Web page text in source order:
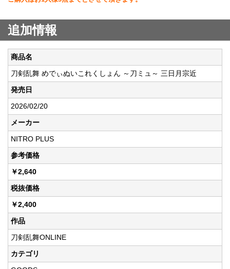
追加情報
商品名
刀剣乱舞 めでぃぬいこれくしょん ～刀ミュ～ 三日月宗近
発売日
2026/02/20
メーカー
NITRO PLUS
参考価格
￥2,640
税抜価格
￥2,400
作品
刀剣乱舞ONLINE
カテゴリ